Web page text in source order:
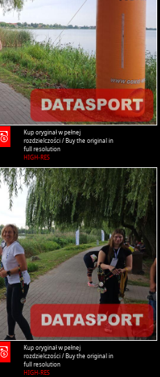
Kup oryginał w pełnej
rozdzielczości / Buy the original in
full resolution
HIGH-RES
Kup oryginał w pełnej
rozdzielczości / Buy the original in
full resolution
HIGH-RES